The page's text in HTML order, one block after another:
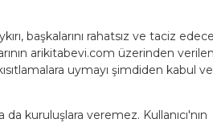
başkalarını rahatsız ve taciz
arikitabevi.com üzerinden verilen
uymayı şimdiden kabul ve
kuruluşlara veremez. Kullanıcı'nın